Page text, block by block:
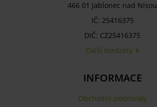
466 01 Jablonec nad Nisou
IČ: 25416375
DIČ: CZ25416375
Další kontakty
INFORMACE
Obchodní podmínky